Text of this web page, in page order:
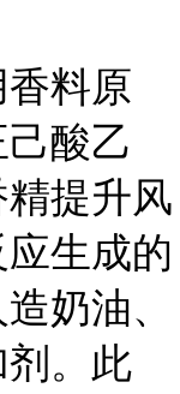
料原
酸乙
提升风
生成的
奶油、
。此